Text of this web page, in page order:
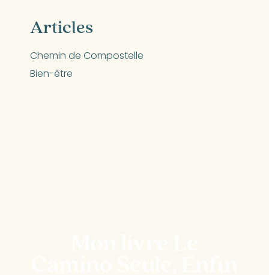
Articles
Chemin de Compostelle
Bien-être